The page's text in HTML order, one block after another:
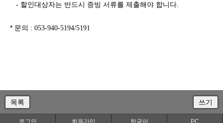
- 할인대상자는 반드시 증빙 서류를 제출해야 합니다.
* 문의 : 053-940-5194/5191
목록 쓰기